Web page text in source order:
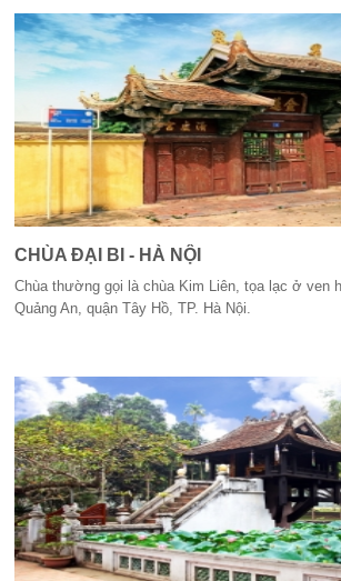
CHÙA ĐẠI BI - HÀ NỘI
Chùa thường gọi là chùa Kim Liên, tọa lạc ở ven
Quảng An, quận Tây Hồ, TP. Hà Nội.